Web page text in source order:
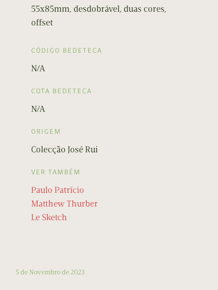
55x85mm, desdobrável, duas cores,
offset
CÓDIGO BEDETECA
N/A
COTA BEDETECA
N/A
ORIGEM
Colecção José Rui
VER TAMBÉM
Paulo Patrício
Matthew Thurber
Le Sketch
5 de Novembro de 2023